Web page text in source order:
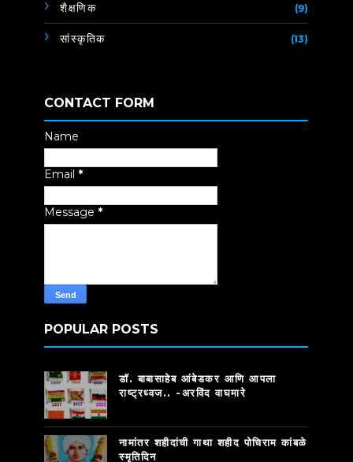
शैक्षणिक (9)
सांस्कृतिक (13)
CONTACT FORM
Name
Email *
Message *
POPULAR POSTS
डॉ. बाबासाहेब आंबेडकर आणि आपला
राष्ट्रध्वज.. -अरविंद वाघमारे
नामांतर शहीदांची गाथा शहीद पोचिराम कांबळे
स्मृतिदिन